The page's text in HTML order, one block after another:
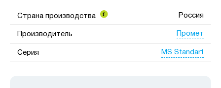
Страна производства Россия
Производитель Промет
Серия MS Standart